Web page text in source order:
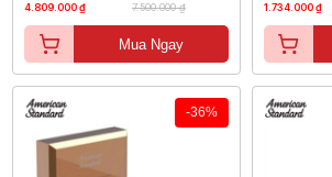
4.809.000 ₫ 7.500.000 ₫
Mua Ngay
1.734.000 ₫
-36%